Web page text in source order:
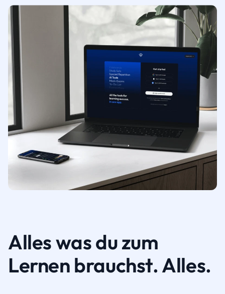
Alles was du zum
Lernen brauchst. Alles.